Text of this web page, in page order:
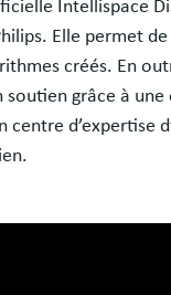
Intellispace
Elle permet
créés. En
soutien grâce à une
centre d’expertise